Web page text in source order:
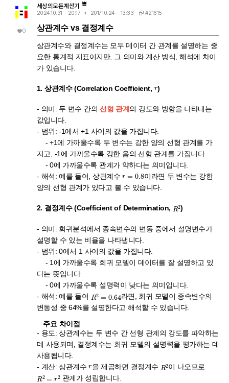
산 단계에서 이미 그런 세밀한 정의역 추적을 CAS 스스로 포기(단
순화)했기 때문에, 이후 ω에 무리식을 대입해도 "이게 실수가 맞
나?" 하는 검증 절차 없이 그냥 대수적으로 치환·정리해 버립니다. 그
래서 깔끔하게 √c/√l이 나온 겁니다. 한 줄 요약 절댓값 계산 시 뜬
"정의역이 넓어졌을 수 있다"는 경고는, CAS가 그 순간에 원래 식의
태"이기 때문에 뒤에 이어지는 조건식 대입이 막힘없이 진행된 것입
니다. 다만 그 대가로, 결과인 1/√(r²+l²·ω²)이나 최종 √c/√l이 원
래 회로 조건(i≠0이 되는 경계, 분모가 0이 되는 경우 등)에서는 엄
밀히 성립하지 않을 수 있다는 점은 감안하셔야 합니다. 실제 물리적
과"라는 꼬리표가 붙어있는 셈입니다.
"복소수 → 실수" 변환을 완료한 결과입니다. 즉 1/√(r²+l²·ω²)에는
더 이상 i가 없고, 순수하게 r, l, ω로만 이루어진 실수식입니다. 이 식
에 ω = con_1을 대입하는 것은 그냥 실수 대수식에 실수 대입하는
것이므로, i와 무리식이 뒤엉키는 문제 자체가 발생하지 않습니다. 그
래서 바로 깔끔하게 √c/√l로 정리됩니다. 정리하면 절댓값(모듈러
스) 계산은 "이 값들이 실수다"라는 가정을 이미 내부적으로 써서 i를
제거하는 연산입니다. 그 연산을 조건 대입 이전에 해두면, 이후 대입
은 단순 실수 대입이라 문제없이 정리됩니다. 반대로 i가 남아있는 식
에 무리식을 포함한 조건을 먼저 대입하면, 그 무리식의 실수성/부호
에 대한 가정이 없어서 CAS가 i를 소거하는 재간소화를 못 하고 멈
절댓값·실수화(유리화) 등을 먼저 끝내서 i를 없앤 뒤 조건을 대입하
많습니다.
0
세상의모든계산기
2024.10.31 - 20:17 2017.10.24 - 13:33 #21615
상관계수 vs 결정계수
상관계수와 결정계수는 모두 데이터 간 관계를 설명하는 중
요한 통계적 지표이지만, 그 의미와 계산 방식, 해석에 차이
가 있습니다.
1. 상관계수 (Correlation Coefficient, r)
- 의미: 두 변수 간의선형 관계 의 강도와 방향을 나타내는
값입니다.
- 범위: -1에서 +1 사이의 값을 가집니다.
- +1에 가까울수록 두 변수는 강한 양의 선형 관계를 가
지고, -1에 가까울수록 강한 음의 선형 관계를 가집니다.
- 0에 가까울수록 관계가 약하다는 의미입니다.
- 해석: 예를 들어, 상관계수r= 0.8
이라면 두 변수는 강한
양의 선형 관계가 있다고 볼 수 있습니다.
2. 결정계수 (Coefficient of Determination, R
2 )
- 의미: 회귀분석에서 종속변수의 변동 중에서 설명변수가
설명할 수 있는 비율을 나타냅니다.
- 범위: 0에서 1 사이의 값을 가집니다.
- 1에 가까울수록 회귀 모델이 데이터를 잘 설명하고 있
다는 뜻입니다.
- 0에 가까울수록 설명력이 낮다는 의미입니다.
- 해석: 예를 들어 R2 0.64라면, 회귀 모델이 종속변수의
변동성 중 64%를 설명한다고 해석할 수 있습니다.
주요 차이점
- 용도: 상관계수는 두 변수 간 선형 관계의 강도를 파악하는
데 사용되며, 결정계수는 회귀 모델의 설명력을 평가하는 데
사용됩니다.
- 계산: 상관계수 을 제곱하면 결정계수 R
2 이 나오므로
R2 2관계가 성립합니다.